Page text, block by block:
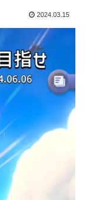
2024.03.15